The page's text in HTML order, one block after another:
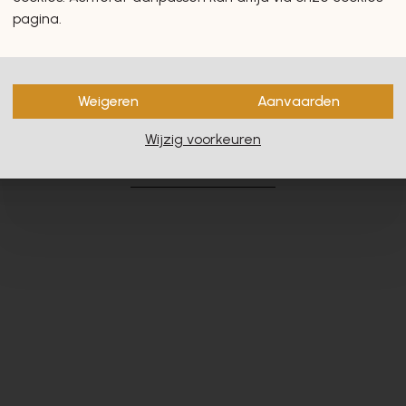
zullen u zeker en vast
pagina.
Weigeren Aanvaarden
Wijzig voorkeuren